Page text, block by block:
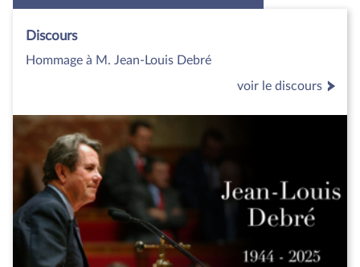
Discours
Hommage à M. Jean-Louis Debré
voir le discours